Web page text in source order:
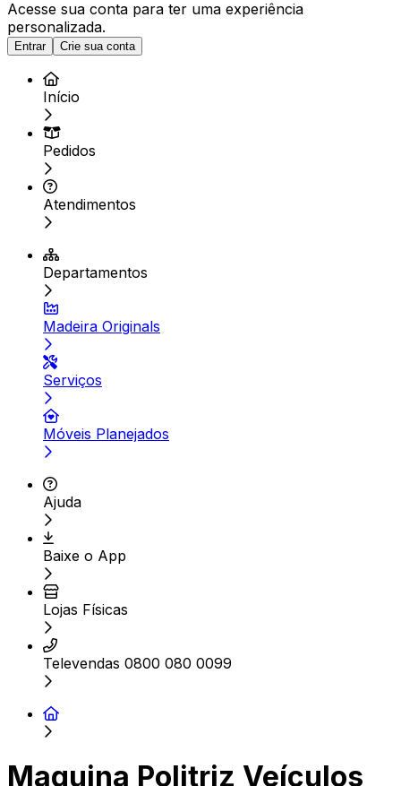
Acesse sua conta para ter uma experiência
personalizada.
Entrar Crie sua conta
Início
Pedidos
Atendimentos
Departamentos
Madeira Originals
Serviços
Móveis Planejados
Ajuda
Baixe o App
Lojas Físicas
Televendas 0800 080 0099
Maquina Politriz Veículos